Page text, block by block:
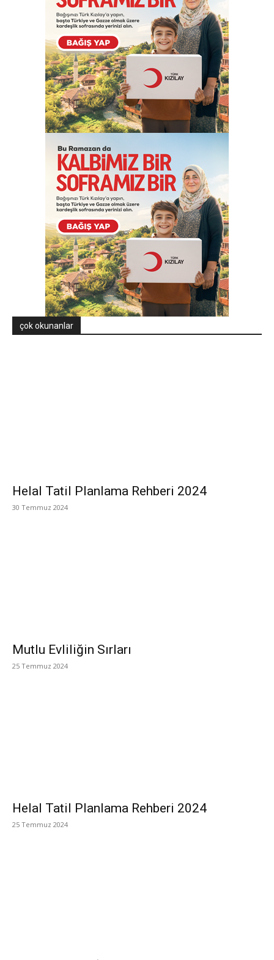
çok okunanlar
Helal Tatil Planlama Rehberi 2024
30 Temmuz 2024
Mutlu Evliliğin Sırları
25 Temmuz 2024
Helal Tatil Planlama Rehberi 2024
25 Temmuz 2024